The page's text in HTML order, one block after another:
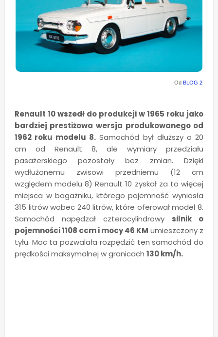
Od BLOG 2
Renault 10 wszedł do produkcji w 1965 roku jako
bardziej prestiżowa wersja produkowanego od
1962 roku modelu 8. Samochód był dłuższy o 20
cm od Renault 8, ale wymiary przedziału
pasażerskiego pozostały bez zmian. Dzięki
wydłużonemu zwisowi przedniemu (12 cm
względem modelu 8) Renault 10 zyskał za to więcej
miejsca w bagażniku, którego pojemność wyniosła
315 litrów wobec 240 litrów, które oferował model 8.
Samochód napędzał czterocylindrowy silnik o
pojemności 1108 ccm i mocy 46 KM umieszczony z
tyłu. Moc ta pozwalała rozpędzić ten samochód do
prędkości maksymalnej w granicach 130 km/h.